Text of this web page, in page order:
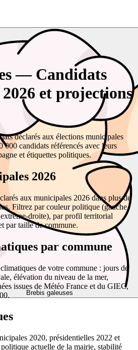
Brebis galeuses
— Candidats
et projections
déclarés aux élections municipales
000 candidats référencés avec leurs
et étiquettes politiques.
2026
aux municipales 2026 dans plus de
Filtrez par couleur politique (gauche,
droite), par profil territorial
par taille de commune.
par commune
de votre commune : jours de
élévation du niveau de la mer,
issues de Météo France et du GIEC,
2020, présidentielles 2022 et
actuelle de la mairie, stabilité